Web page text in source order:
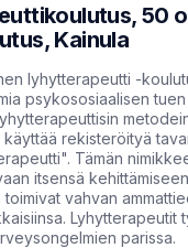
50
Kainula
lyhytterapeutti -
psykososiaalisen tuen
rekisteröityä
Tämän
itsensä
toimivat vahvan
Lyhytterapeutit
parissa.